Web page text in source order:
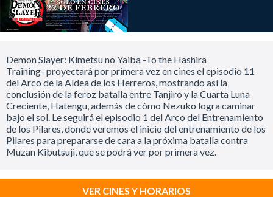
Demon Slayer: Kimetsu no Yaiba -To the Hashira
Training- proyectará por primera vez en cines el episodio 11
del Arco de la Aldea de los Herreros, mostrando así la
conclusión de la feroz batalla entre Tanjiro y la Cuarta Luna
Creciente, Hatengu, además de cómo Nezuko logra caminar
bajo el sol. Le seguirá el episodio 1 del Arco del Entrenamiento
de los Pilares, donde veremos el inicio del entrenamiento de los
Pilares para prepararse de cara a la próxima batalla contra
Muzan Kibutsuji, que se podrá ver por primera vez.
VER CINES Y HORARIOS